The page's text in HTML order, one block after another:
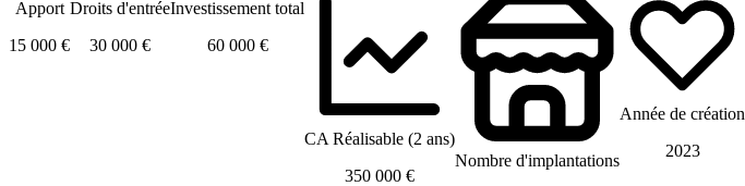
Apport
15 000 €
Droits d'entrée
30 000 €
Investissement total
60 000 €
CA Réalisable (2 ans)
350 000 €
Nombre d'implantations
Année de création
2023